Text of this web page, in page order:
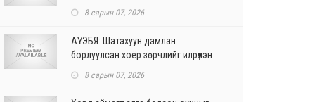
8 сарын 07, 2026
АҮЭБЯ: Шатахуун дамлан
борлуулсан хоёр зөрчлийг илрүүлэн
8 сарын 07, 2026